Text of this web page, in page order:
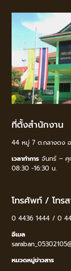
ที่ตั้งสำนักงาน
44 หมู่ 7 ต.กลางดง
เวลาทำการ จันทร์ – ศุ
08:30 -16:30 น.
โทรศัพท์ / โทร
0 4436 1444 / 0
อีเมล
หมวดหมู่ข่าวสาร